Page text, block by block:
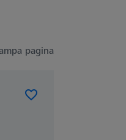
pagina